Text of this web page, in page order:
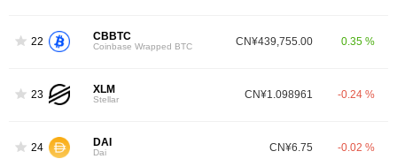
22 CBBTC
Coinbase Wrapped BTC CN¥439,755.00 0.35 %
23 XLM
Stellar CN¥1.098961 -0.24 %
24 DAI
Dai CN¥6.75 -0.02 %